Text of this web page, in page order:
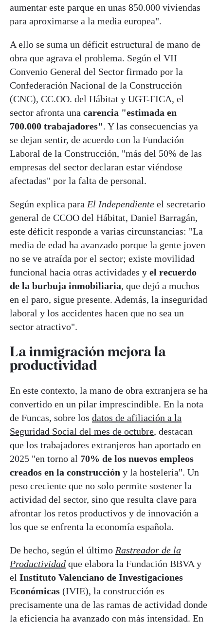
aumentar este parque en unas 850.000 viviendas
para aproximarse a la media europea".
A ello se suma un déficit estructural de mano de
obra que agrava el problema. Según el VII
Convenio General del Sector firmado por la
Confederación Nacional de la Construcción
(CNC), CC.OO. del Hábitat y UGT-FICA, el
sector afronta una carencia "estimada en
700.000 trabajadores". Y las consecuencias ya
se dejan sentir, de acuerdo con la Fundación
Laboral de la Construcción, "más del 50% de las
empresas del sector declaran estar viéndose
afectadas" por la falta de personal.
Según explica para El Independiente el secretario
general de CCOO del Hábitat, Daniel Barragán,
este déficit responde a varias circunstancias: "La
media de edad ha avanzado porque la gente joven
no se ve atraída por el sector; existe movilidad
funcional hacia otras actividades y el recuerdo
de la burbuja inmobiliaria, que dejó a muchos
en el paro, sigue presente. Además, la inseguridad
laboral y los accidentes hacen que no sea un
sector atractivo".
La inmigración mejora la
productividad
En este contexto, la mano de obra extranjera se ha
convertido en un pilar imprescindible. En la nota
de Funcas, sobre los datos de afiliación a la
Seguridad Social del mes de octubre, destacan
que los trabajadores extranjeros han aportado en
2025 "en torno al 70% de los nuevos empleos
creados en la construcción y la hostelería". Un
peso creciente que no solo permite sostener la
actividad del sector, sino que resulta clave para
afrontar los retos productivos y de innovación a
los que se enfrenta la economía española.
De hecho, según el último Rastreador de la
Productividad que elabora la Fundación BBVA y
el Instituto Valenciano de Investigaciones
Económicas (IVIE), la construcción es
precisamente una de las ramas de actividad donde
la eficiencia ha avanzado con más intensidad. En